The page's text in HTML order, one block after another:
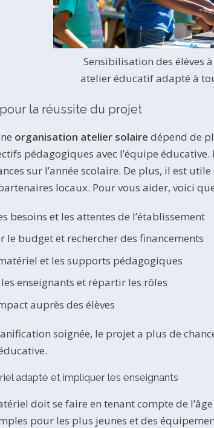
Sensibilisation des élèves
atelier éducatif adapté à
la réussite du projet
organisation atelier solaire dépend de
pédagogiques avec l’équipe
sur l’année scolaire. De plus, il est
locaux. Pour vous aider, voici
besoins et les attentes de l’établissement
le budget et rechercher des financements
et les supports pédagogiques
enseignants et répartir les rôles
auprès des élèves
soignée, le projet a plus de
adapté et impliquer les enseignants
doit se faire en tenant compte de
pour les plus jeunes et des